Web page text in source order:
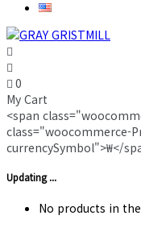
0
My Cart
<span
class="woocommerce-
currencySymbol">₩</
Updating ...
No products in